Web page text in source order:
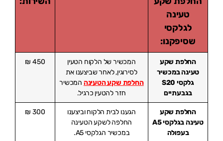
טעינה
לגלקסי
שסיפקנו:
החלפת שקע
טעינה במכשיר
גלקסי S20
בגבעתיים
המכשיר של הלקוח הטעין
לסירוגין, לאחר שביצענו את
החלפת שקע הטעינה המכשיר
חזר להטעין כרגיל.
450 ₪
החלפת שקע
טעינה בגלקסי A5
בעפולה
הגענו לבית הלקוח וביצענו
החלפה לשקע הטעינה
במכשיר הגלקסי A5.
300 ₪